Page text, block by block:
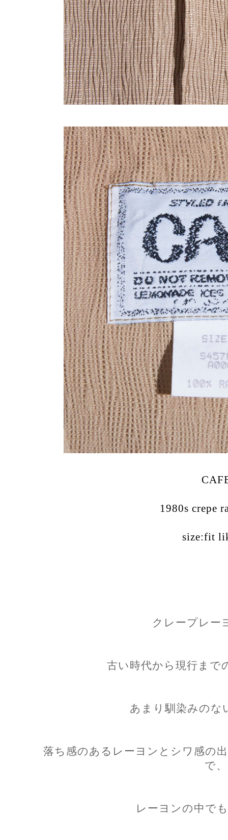
1980s crepe
size:fit
クレープレー
古い時代から現行まで
あまり馴染みのな
落ち感のあるレーヨンとシワ感の
で、
レーヨンの中で